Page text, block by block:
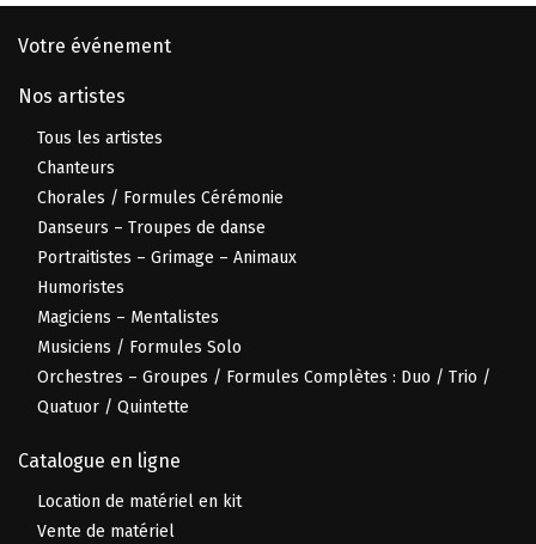
Votre événement
Nos artistes
Tous les artistes
Chanteurs
Chorales / Formules Cérémonie
Danseurs – Troupes de danse
Portraitistes – Grimage – Animaux
Humoristes
Magiciens – Mentalistes
Musiciens / Formules Solo
Orchestres – Groupes / Formules Complètes : Duo / Trio /
Quatuor / Quintette
Catalogue en ligne
Location de matériel en kit
Vente de matériel